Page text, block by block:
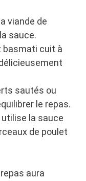
viande de
sauce.
basmati cuit à
sautés ou
le repas.
utilise la sauce
de poulet
aura